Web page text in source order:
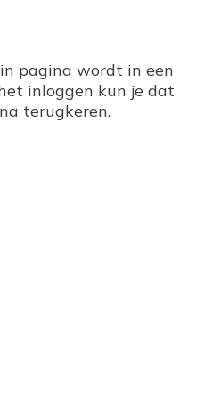
pagina wordt in een
inloggen kun je dat
terugkeren.